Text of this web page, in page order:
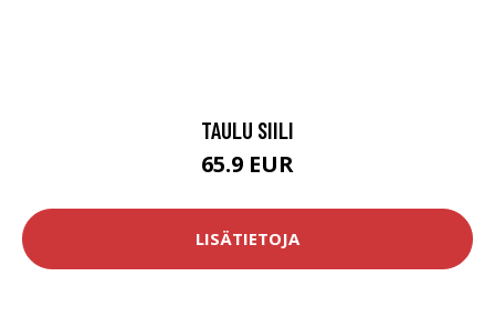
TAULU SIILI
65.9 EUR
LISÄTIETOJA